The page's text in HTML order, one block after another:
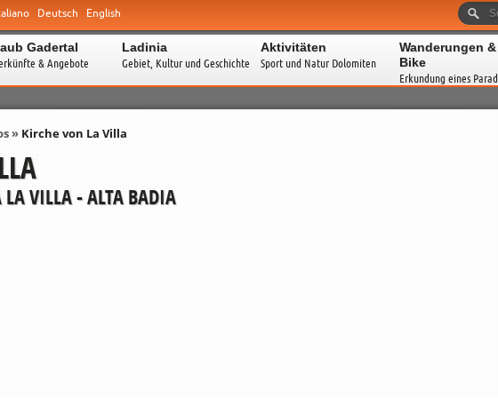
Deutsch English
Gadertal
& Angebote
Ladinia
Gebiet, Kultur und Geschichte
Aktivitäten
Sport und Natur Dolomiten
Wanderungen &
Bike
Erkundung eines
» Kirche von La Villa
VILLA - ALTA BADIA